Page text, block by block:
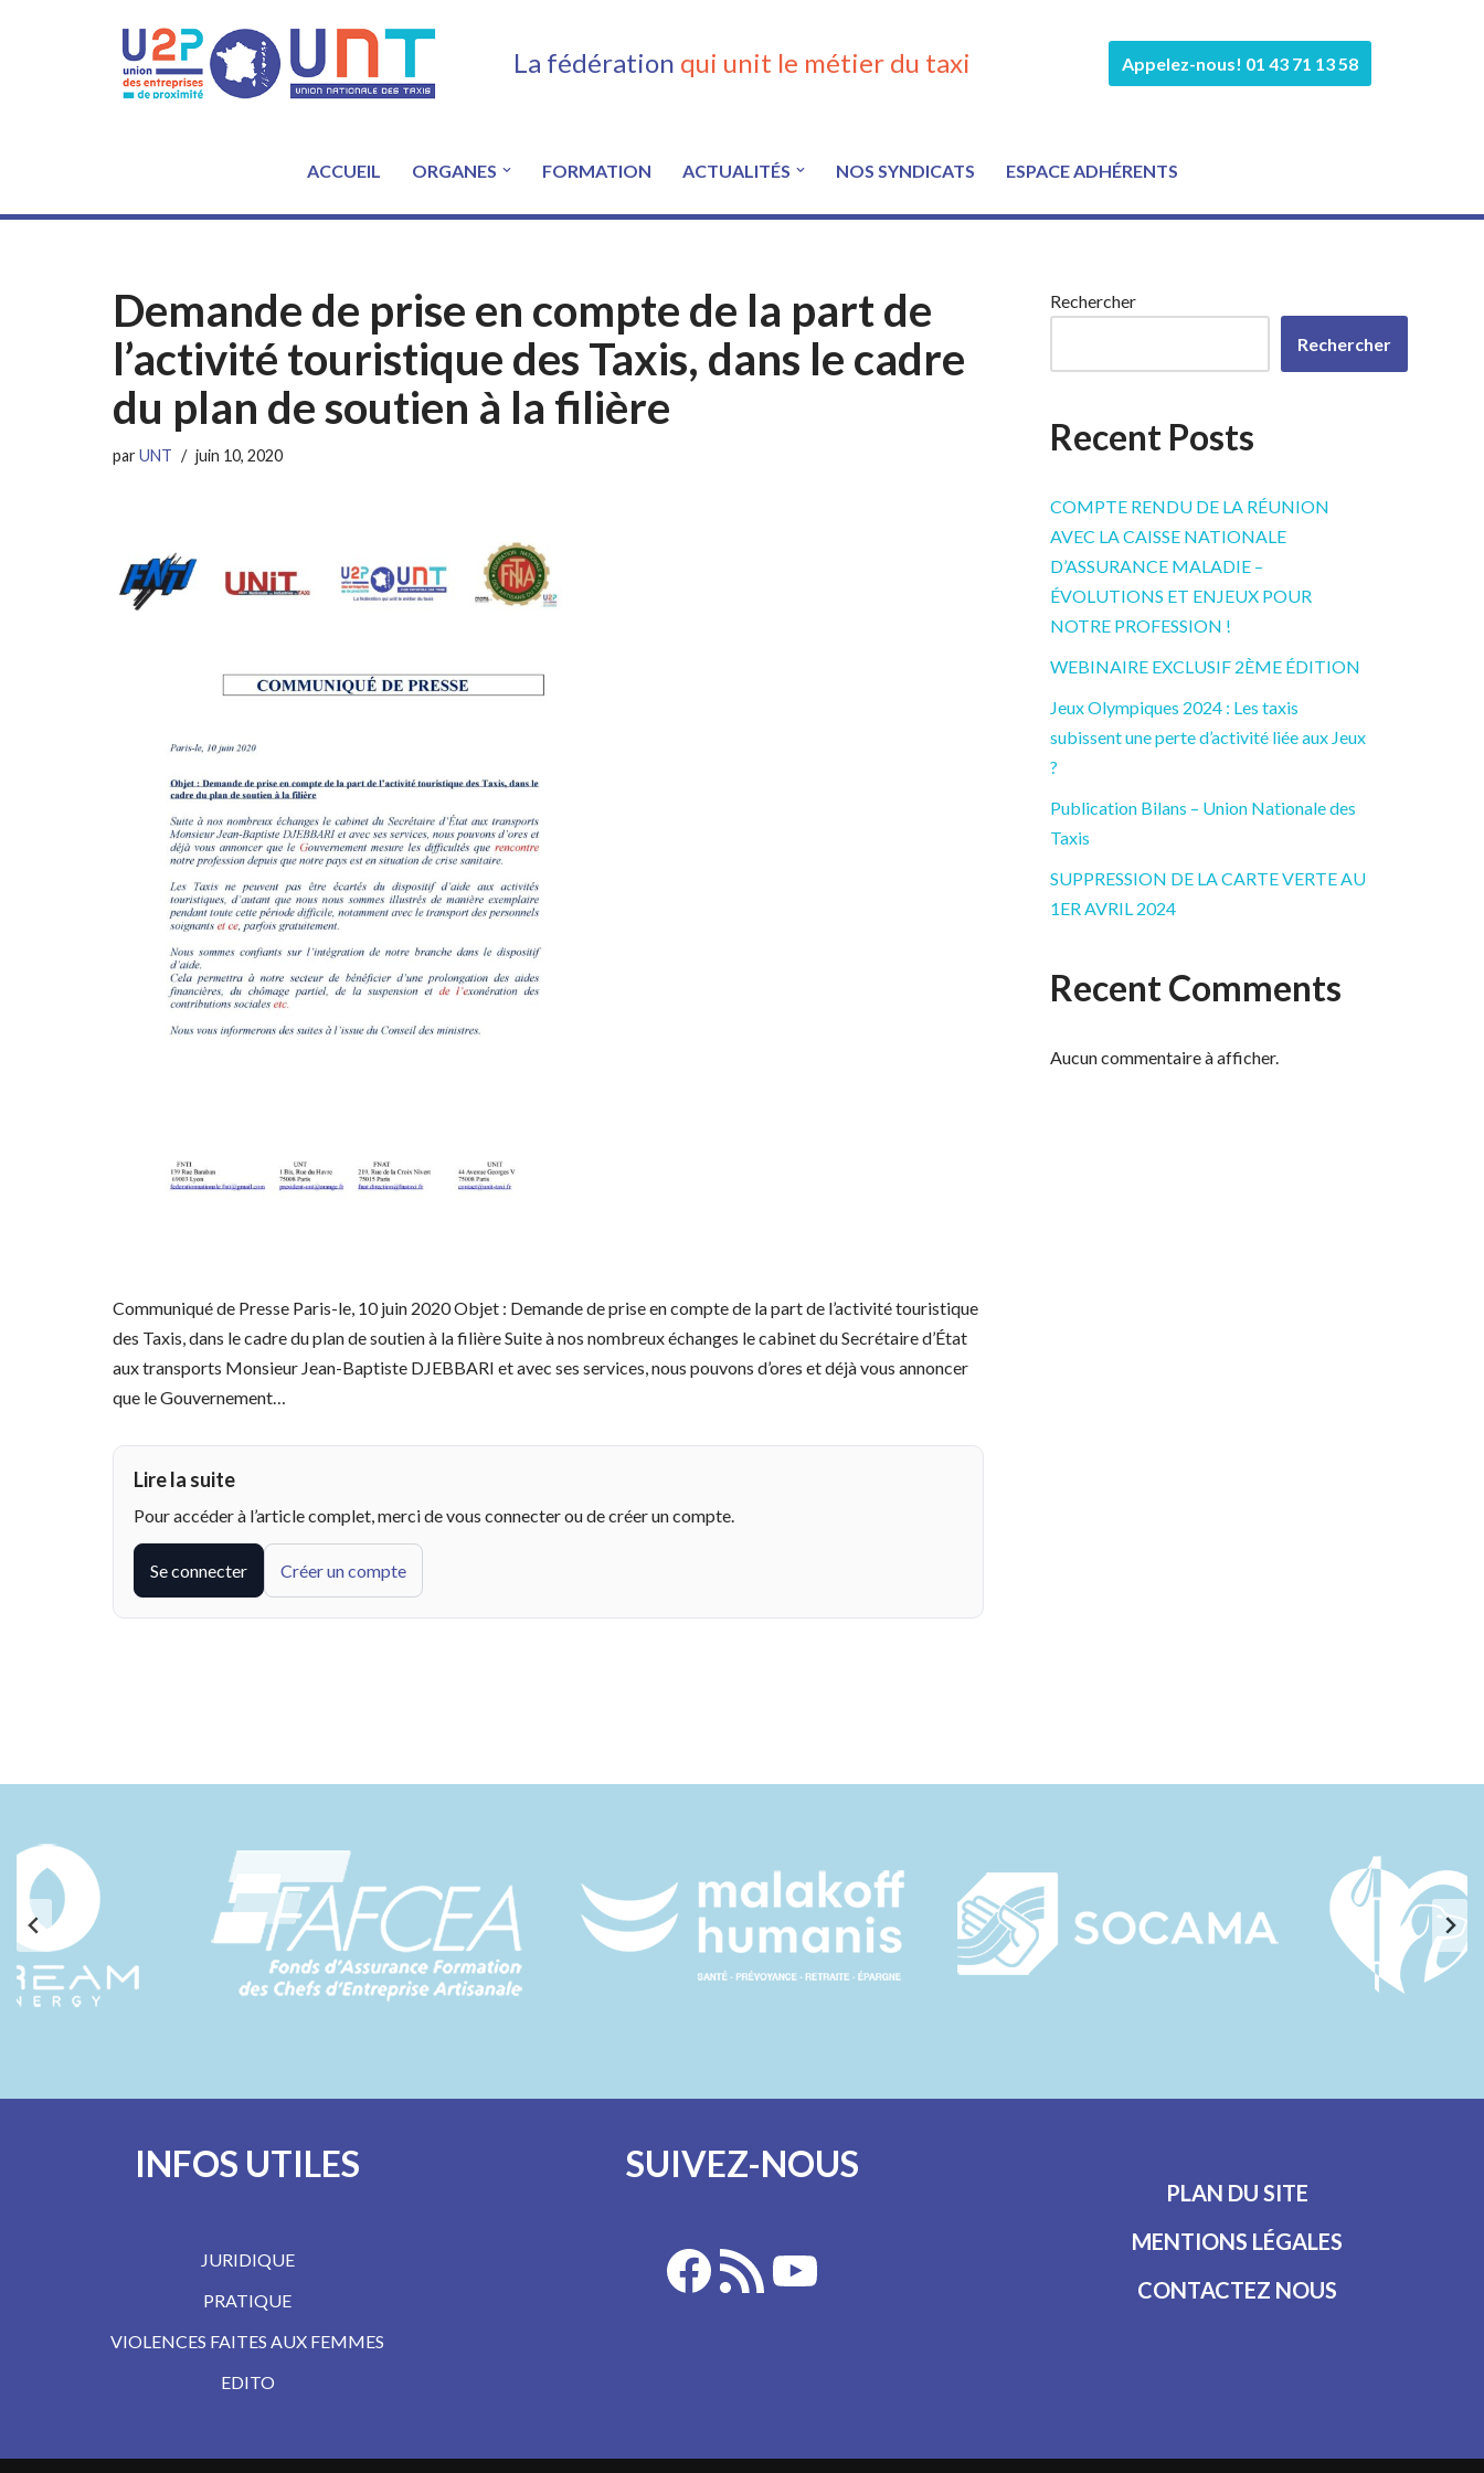
La fédération qui unit le métier du taxi Appelez-nous! 01 43 71 13 58
ACCUEIL ORGANES FORMATION ACTUALITÉS NOS SYNDICATS ESPACE ADHÉRENTS
Demande de prise en compte de la part de
l’activité touristique des Taxis, dans le cadre
du plan de soutien à la filière
parUNT juin 10, 2020
Communiqué de Presse Paris-le, 10 juin 2020 Objet : Demande de prise en compte de la part de l’activité touristique
des Taxis, dans le cadre du plan de soutien à la filière Suite à nos nombreux échanges le cabinet du Secrétaire d’État
aux transports Monsieur Jean-Baptiste DJEBBARI et avec ses services, nous pouvons d’ores et déjà vous annoncer
que le Gouvernement…
Lire la suite
Pour accéder à l’article complet, merci de vous connecter ou de créer un compte.
Se connecter Créer un compte
Rechercher
Rechercher
Recent Posts
COMPTE RENDU DE LA RÉUNION
AVEC LA CAISSE NATIONALE
D’ASSURANCE MALADIE –
ÉVOLUTIONS ET ENJEUX POUR
NOTRE PROFESSION !
WEBINAIRE EXCLUSIF 2ÈME ÉDITION
Jeux Olympiques 2024 : Les taxis
subissent une perte d’activité liée aux Jeux
?
Publication Bilans – Union Nationale des
Taxis
SUPPRESSION DE LA CARTE VERTE AU
1ER AVRIL 2024
Recent Comments
Aucun commentaire à afficher.
INFOS UTILES
JURIDIQUE
PRATIQUE
VIOLENCES FAITES AUX FEMMES
EDITO
SUIVEZ-NOUS
PLAN DU SITE
MENTIONS LÉGALES
CONTACTEZ NOUS